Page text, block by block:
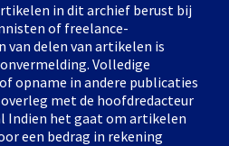
in dit archief berust bij
of freelance-
van delen van artikelen is
Volledige
opname in andere publicaties
met de hoofdredacteur
Indien het gaat om artikelen
een bedrag in rekening